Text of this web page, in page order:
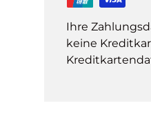
Ihre
keine